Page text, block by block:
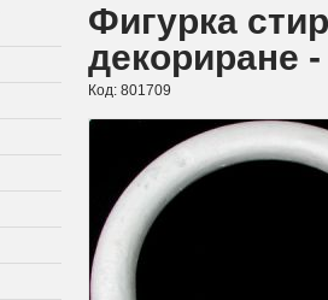
Фигурка
декориране
Код: 801709